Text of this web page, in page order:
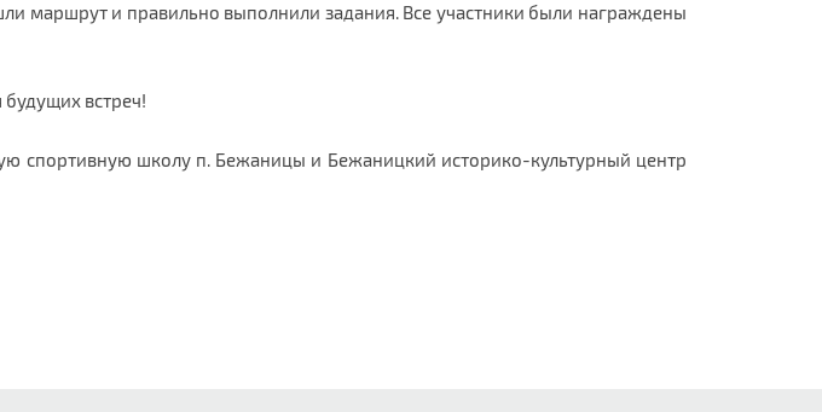
маршрут и правильно выполнили задания. Все участники были награждены
встреч!
спортивную школу п. Бежаницы и Бежаницкий историко-культурный центр